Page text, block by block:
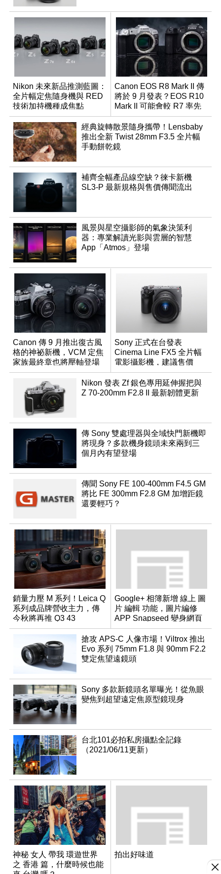
Nikon 未來新品推測藍圖：
全片幅定焦隨身機與 RED
技術加持機種成焦點
Canon EOS R8 Mark II 傳
將於 9 月發表？EOS R10
Mark II 可能會較 R7 率先
推出
經典旋轉散景隨身攜帶！Lensbaby
推出全新 Twist 28mm F3.5 全片幅
手動餅乾鏡
補齊全幅產品線空缺？徠卡新機
SL3-P 最新規格與售價傳聞流出
風景與星空攝影師的氣象決策利
器：專業解讀光影與雲層的智慧
App「Atmos」登場
Canon 傳 9 月推出復古風
格的神祕新機，VCM 定焦
家族最終章也將壓軸登場
Sony 正式在台發表
Cinema Line FX5 全片幅
電影攝影機，建議售價
NT$144,980
Nikon 發表 Zf 銀色專用延伸握把與
Z 70-200mm F2.8 II 最新韌體更新
傳 Sony 雙處理器與全域快門新機即
將現身？多款機身鏡頭未來兩到三
個月內有望登場
傳聞 Sony FE 100-400mm F4.5 GM
將比 FE 300mm F2.8 GM 加增距鏡
還要輕巧？
銷量力壓 M 系列！Leica Q
系列成品牌營收主力，傳
今秋將再推 Q3 43
Monochrom
Google+ 相簿新增 線上 圖
片 編輯 功能，圖片編修
APP Snapseed 變身網頁
版
搶攻 APS-C 人像市場！Viltrox 推出
Evo 系列 75mm F1.8 與 90mm F2.2
雙定焦望遠鏡頭
Sony 多款新鏡頭名單曝光！從魚眼
變焦到超望遠定焦原型鏡現身
台北101必拍私房攝點全記錄
（2021/06/11更新）
神秘 女人 帶我 環遊世界
之 香港 篇，什麼時候也能
拍出好味道